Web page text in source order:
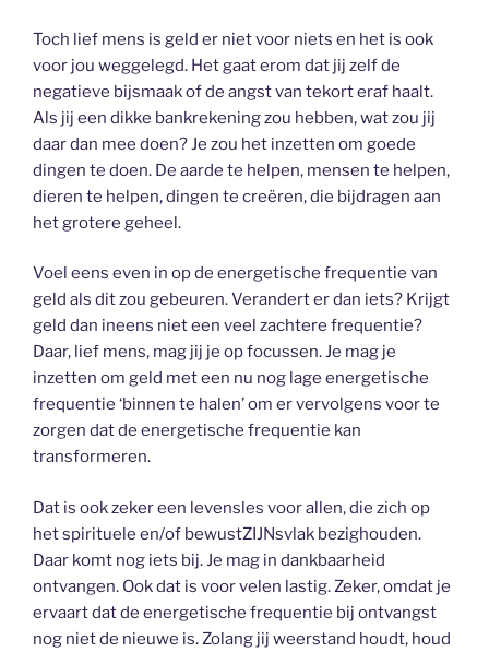
Toch lief mens is geld er niet voor niets en het is ook
voor jou weggelegd. Het gaat erom dat jij zelf de
negatieve bijsmaak of de angst van tekort eraf haalt.
Als jij een dikke bankrekening zou hebben, wat zou jij
daar dan mee doen? Je zou het inzetten om goede
dingen te doen. De aarde te helpen, mensen te helpen,
dieren te helpen, dingen te creëren, die bijdragen aan
het grotere geheel.
Voel eens even in op de energetische frequentie van
geld als dit zou gebeuren. Verandert er dan iets? Krijgt
geld dan ineens niet een veel zachtere frequentie?
Daar, lief mens, mag jij je op focussen. Je mag je
inzetten om geld met een nu nog lage energetische
frequentie ‘binnen te halen’ om er vervolgens voor te
zorgen dat de energetische frequentie kan
transformeren.
Dat is ook zeker een levensles voor allen, die zich op
het spirituele en/of bewustZIJNsvlak bezighouden.
Daar komt nog iets bij. Je mag in dankbaarheid
ontvangen. Ook dat is voor velen lastig. Zeker, omdat je
ervaart dat de energetische frequentie bij ontvangst
nog niet de nieuwe is. Zolang jij weerstand houdt, houd